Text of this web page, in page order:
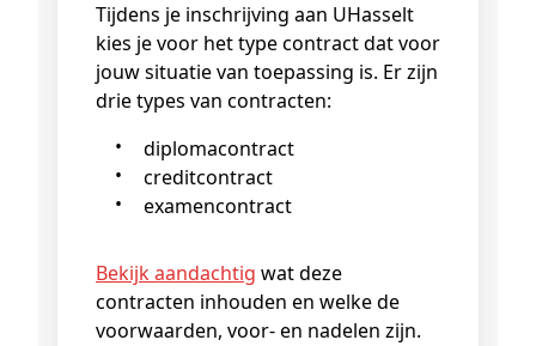
Tijdens je inschrijving aan UHasselt
kies je voor het type contract dat voor
jouw situatie van toepassing is. Er zijn
drie types van contracten:
diplomacontract
creditcontract
examencontract
Bekijk aandachtig wat deze
contracten inhouden en welke de
voorwaarden, voor- en nadelen zijn.